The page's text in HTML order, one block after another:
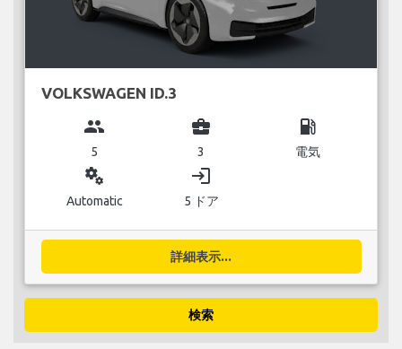
VOLKSWAGEN ID.3
group
5
business_center
3
local_gas_station
電気
miscellaneous_services
Automatic
login
5 ドア
詳細表示...
検索